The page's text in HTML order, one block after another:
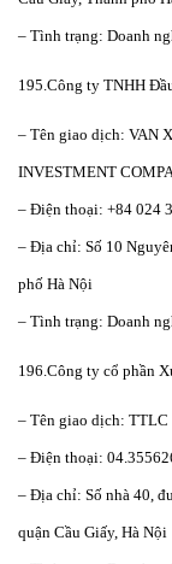
– Tình trạng: Doanh
195.Công ty TNHH
– Tên giao dịch: VAN
INVESTMENT
– Điện thoại: +84 024
– Địa chỉ: Số 10
phố Hà Nội
– Tình trạng: Doanh
196.Công ty cổ phần
– Tên giao dịch: TTLC
– Điện thoại:
– Địa chỉ: Số nhà 40,
quận Cầu Giấy, Hà Nội